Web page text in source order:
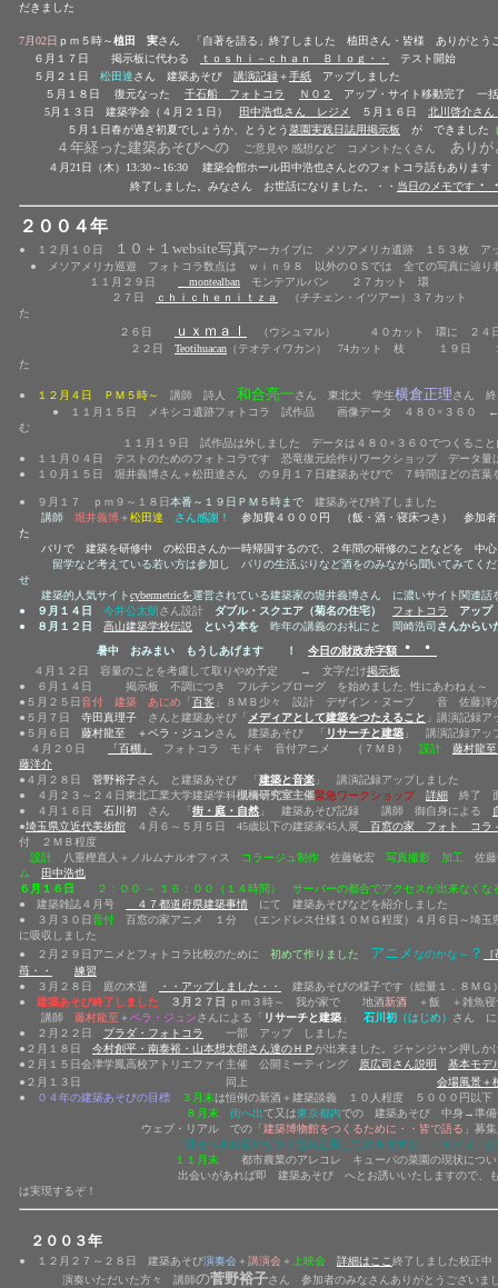
だきました
7月02日 ｐｍ５時～植田 実さん 「自著を語る」終了しました 植田さん・皆様 ありがとう
６月１７日 掲示板に代わる
ｔｏｓｈｉ－ｃｈａｎ Ｂｌｏｇ ・・
テスト開始
５月２１日 松田達さん 建築あそび 講演記録＋手紙 アップしました
５月１８日
復元なった 千石船 フォトコラ Ｎ０２
アップ・サイト移動完了 一
5月１３日 建築学会（４月２１日） 田中浩也さん レジメ ５月１６日 北川啓介さん
５月１日春が過ぎ初夏でしょうか、とうとう菜園実践日誌用掲示板 が できました
４年経った建築あそびへの ご意見や 感想など コメントたくさん ありが
４ 月21日（木）13:30～16:30 建築会館ホール田中浩也さんとのフォトコラ話もありま
終了しました。みなさん お世話になりました。・・ 当日のメモです ・
２００４年
● １２月１０日 １０＋１website写真アーカイブに メソアメリカ遺跡 １５３枚 ア
● メソアメリカ巡遊 フォトコラ数点は
ｗｉｎ９８ 以外のＯＳでは 全ての写真に辿り
１１月２９日
montealban モンテアルバン ２７カット 環
２７日
ｃｈｉｃｈｅｎｉｔｚａ
（チチェン・イツアー）３７カッ
た
２６日
ｕｘｍａｌ （ウシュマル） ４０カット 環に ２
２２日 Teotihuacan （テオティワカン） 74カット 枝 １９日
た
● １２月４日 ＰＭ５時～ 講師 詩人 和合亮一さん 東北大 学生横倉正理さん
● １１月１５日 メキシコ遺跡フォトコラ 試作品 画像データ
４８０×３６０ ←
む
１１月１９日 試作品は外しました データは４８０×３６０でつくることにしま
● １１月０４日 テストのためのフォトコラです 恐竜復元絵作りワークショップ データ
● １０月１５日 堀井義博さん＋松田達さん の９月１７日建築あそびで ７時間ほどの言葉
● ９月１７ ｐｍ９～１８日 本番～１９日ＰＭ５時まで 建築あそび終了しました
講師 堀井義博＋松田達 さん感謝！ 参加費４０００円 （飯・酒・寝床つき） 参加
た
パリで 建築を研修中 の松田さんか一時帰国するので、２年間の研修のことなどを
留学など考えている若い方は参加し パリの生活ぶりなど酒をのみながら聞いてみて
せ
建築的人気サイトcybermetricを運営されている建築家の堀井義博さん に濃いサイト関連
● ９月１４日 今井公太朗さん設計 ダブル・スクエア（菊名の住宅） フォトコラ
アップ
● ８月１２日
高山建築学校伝説 という本を 昨年の講義のお礼にと 岡崎浩司 さんからい
暑中 おみまい もうしあげます ！ 今日の財政赤字額 ・・
４月１２日 容量のことを考慮して取りやめ予定 → 文字だけ掲示板
● ６月１４日 掲示板 不調につき フルチンブローグ を始めました. 性にあわねぇ～
●５月２５日 音付 建築 あにめ 「百客 」８ＭＢ少々 設計 デザイン・ヌーブ 音 佐藤洋
●５月７日 寺田真理子 さんと建築あそび「 メディアとして建築をつたえること
講演記録ア
●５月６日 藤村龍至 ＋ベラ・ジュンさん 建築あそび 「 リサーチと建築 」 講演記録アッ
４月２０日
「百棚」 フォトコラ モドキ 音付アニメ （７ＭＢ） 設計
藤村龍
藤洋介
●４月２８日 菅野裕子さん と建築あそび 「建築と音楽 」 講演記録アップしました
● ４月２３～２４日東北工業大学建築学科槻橋研究室主催緊急ワークショップ 詳細 終了 面
● ４月１６日 石川初 さん 「街・庭・自然 」 建築あそび記録 講師 御自身による
●埼玉県立近代美術館 ４月６～５月５日 45歳以下の建築家45人展 百窓の家 フォト コラ
付 ２ＭＢ程度
設計
八重樫直人＋ノルムナルオフィス コラージュ制作 佐藤敏宏 写真撮影 加工 佐
ム
田中浩也
６月１６日
２：００ ～ １６：００（１４時間） サーバーの都合でアクセスが出来なくな
● 建築雑誌４月号
４７都道府県建築事情 にて 建築あそびなどを紹介しました
● ３月３０日 音付 百窓の家アニメ １分 （エンドレス仕様１０ＭＧ程度）４月６日～埼玉
に吸収しました
● ２月２９日アニメとフォトコラ比較のために 初めて作りました アニメ なのかな～ ？
苺 ・・
練習
● ３月２８日 庭の木蓮
・・アップしました・・
建築あそびの様子です（総量１．８Ｍ
● 建築あそび終了しました ３月２７日 ｐｍ３時～ 我が家で 地酒新酒 ＋飯 ＋雑魚
講師 藤村龍至＋ベラ・ジュンさんによる「 リサーチと建築 」 石川初 （はじめ） さん に
● ２月２２日 プラダ・フォトコラ
一部 アップ しました
●２月１８日 今村創平・南泰裕・山本想太郎さん達のＨＰ が出来ました。ジャンジャン押し
●２月１５日会津学鳳高校アトリエファイ主催 公開ミーティング 原広司さん説明
基本モデ
●２月１３日 同上 会場風景＋
●
０４年の建築あそびの目標 ３月末は恒例の新酒＋建築談義 １０人程度 ５０００円以
８月末
街へ出て又は東京都内での 建築あそび 中身→準
ウェブ・リアル での「建築博物館をつくるために・・皆で語る 」募
語るべき内容やゲスト随時公開してゆきますが、アイディア
１１月末
都市農業のアレコレ キューバの菜園の現状につ
出会いがあれば即 建築あそび へとお誘いいたしますので、もちろん
は実現するぞ！
２００３年
● １２月２７～２８日 建築あそび演奏会＋講演会＋ 上映会 詳細はここ 終了しました校正中
演奏いただいた方々 講師の菅野裕子さん 参加者のみなさんありがとうございま